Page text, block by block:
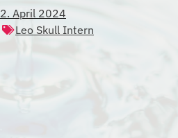
April 2024
Leo Skull Intern